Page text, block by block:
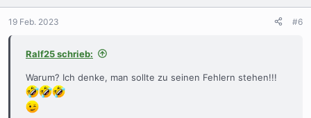
o
n
19 Feb. 2023 #6
Ralf25 schrieb:
Warum? Ich denke, man sollte zu seinen Fehlern stehen!!!